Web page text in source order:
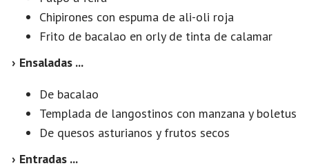
Chipirones con espuma de ali-oli roja
Frito de bacalao en orly de tinta de calamar
› Ensaladas ...
De bacalao
Templada de langostinos con manzana y boletus
De quesos asturianos y frutos secos
› Entradas ...